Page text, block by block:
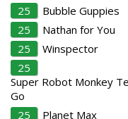
25
Bubble Guppies
25
Nathan for You
25
Winspector
25
Super Robot Monkey
Go
25
Planet Max